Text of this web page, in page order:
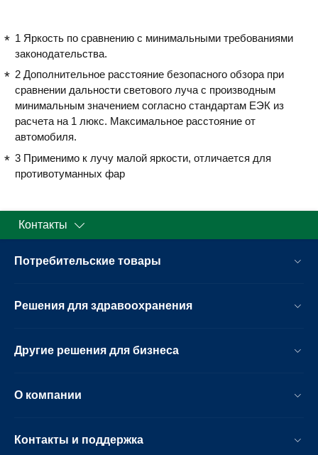
1 Яркость по сравнению с минимальными требованиями
законодательства.
2 Дополнительное расстояние безопасного обзора при
сравнении дальности светового луча с производным
минимальным значением согласно стандартам ЕЭК из
расчета на 1 люкс. Максимальное расстояние от
автомобиля.
3 Применимо к лучу малой яркости, отличается для
противотуманных фар
Контакты
Потребительские товары
Решения для здравоохранения
Другие решения для бизнеса
О компании
Контакты и поддержка